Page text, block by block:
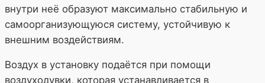
внутри неё образуют максимально стабильную и
самоорганизующуюся систему, устойчивую к
внешним воздействиям.
Воздух в установку подаётся при помощи
воздуходувки, которая устанавливается в